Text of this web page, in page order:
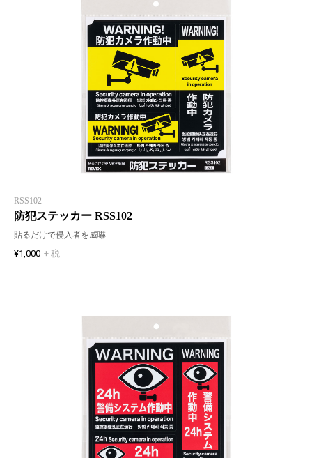
RSS102
防犯ステッカー RSS102
貼るだけで侵入者を威嚇
¥1,000 + 税